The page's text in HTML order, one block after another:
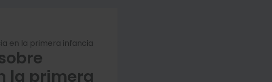
en la primera infancia
la primera